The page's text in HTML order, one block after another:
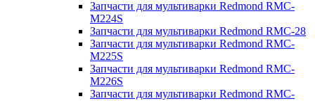
Запчасти для мультиварки Redmond RMC-
M224S
Запчасти для мультиварки Redmond RMC-28
Запчасти для мультиварки Redmond RMC-
M225S
Запчасти для мультиварки Redmond RMC-
M226S
Запчасти для мультиварки Redmond RMC-